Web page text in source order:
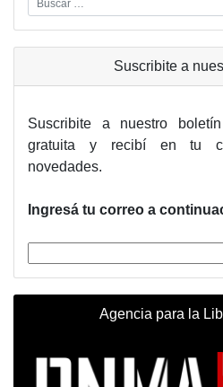
Suscribite a
Suscribite a nuestro
gratuita y recibí en tu
novedades.
Ingresá tu correo a
Agencia para la